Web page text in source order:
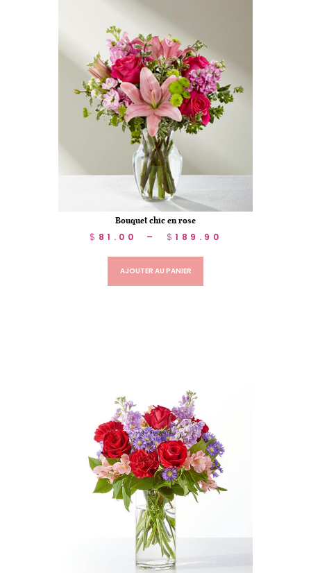
Bouquet chic en rose
$ 81.00 – $ 189.90
AJOUTER AU PANIER